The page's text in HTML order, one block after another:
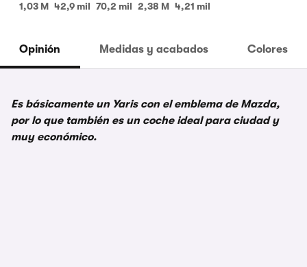
1,03 M 42,9 mil 70,2 mil 2,38 M 4,21 mil
Opinión Medidas y acabados Colores
Es básicamente un Yaris con el emblema de Mazda,
por lo que también es un coche ideal para ciudad y
muy económico.